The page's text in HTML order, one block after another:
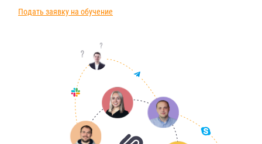
Подать заявку на обучение